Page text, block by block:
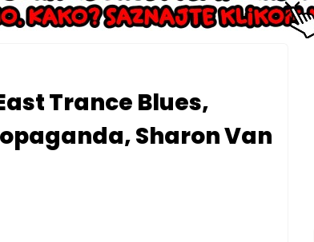
Trance Blues,
Sharon Van